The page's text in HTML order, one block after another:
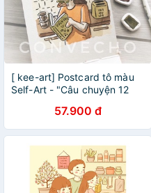
[ kee-art] Postcard tô màu
Self-Art - "Câu chuyện 12
lịch để bàn, giấy ColdPress,
300gsm
57.900 đ